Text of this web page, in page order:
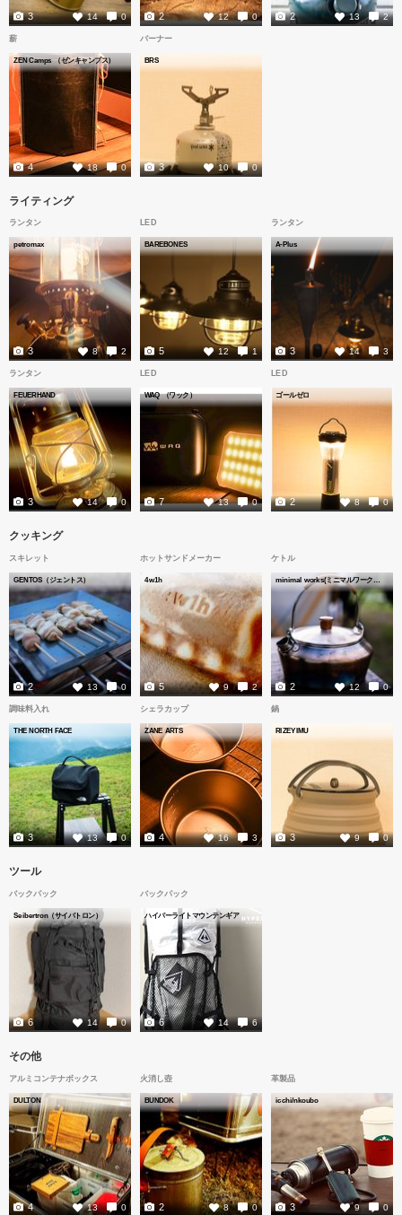
14 0
3 12 0
2 13 2
2
薪
ZEN Camps （ゼンキャンプス）
18 0
4
バーナー
BRS
10 0
3
ライティング
ランタン
petromax
8 2
3
LED
BAREBONES
12 1
5
ランタン
A-Plus
14 3
3
ランタン
FEUERHAND
14 0
3
LED
WAQ （ワック）
13 0
7
LED
ゴールゼロ
8 0
2
クッキング
スキレット
GENTOS（ジェントス）
13 0
2
ホットサンドメーカー
4w1h
9 2
5
ケトル
12 0
2
調味料入れ
THE NORTH FACE
13 0
3
シェラカップ
ZANE ARTS
16 3
4
鍋
RIZEYIMU
9 0
3
ツール
バックパック
Seibertron（サイバトロン）
14 0
6
バックパック
ハイパーライトマウンテンギア
14 6
6
その他
アルミコンテナボックス
DULTON
13 0
4
火消し壺
BUNDOK
8 0
2
革製品
icchi/nkoubo
9 0
3